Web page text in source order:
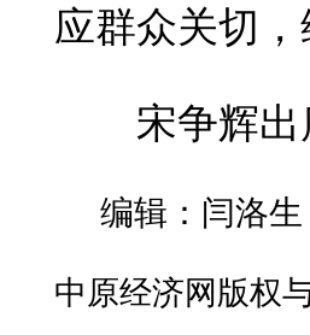
应群众关切
宋争辉出
编辑：闫洛生
中原经济网版权